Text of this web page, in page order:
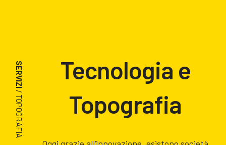
SERVIZI
/ TOPOGRAFIA
Tecnologia e
Topografia